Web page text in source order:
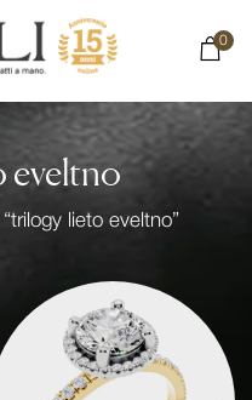
0
eveltno
lieto eveltno”